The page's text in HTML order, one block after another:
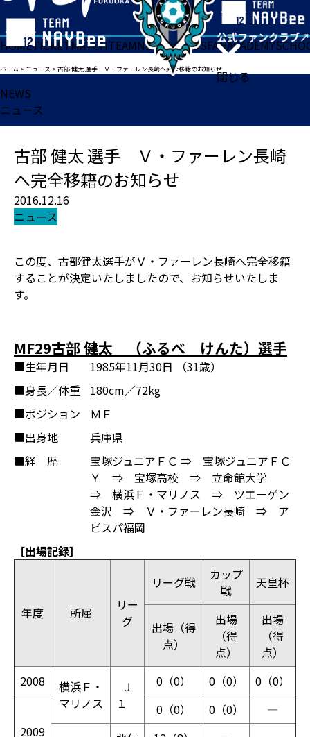
閉じる
HOMETICKETMATCHTEAMNEWSGOODSFANACADEMY
ホーム >ニュース >古部 健太 選手 Ｖ・ファーレン長崎へ完全移籍のお知らせ
NEWS
ニュース
古部 健太 選手 Ｖ・ファーレン長崎
へ完全移籍のお知らせ
2016.12.16
ニュース
この度、古部健太選手がＶ・ファーレン長崎へ完全移籍
することが決定いたしましたので、お知らせいたしま
す。
MF29古部 健太 （ふるべ けんた）選手
■生年月日
1985年11月30日 （31歳）
■身長／体重
180cm／72kg
■ポジション
ＭＦ
■出身地
兵庫県
■経 歴
宝塚ジュニアＦＣ ⇒ 宝塚ジュニアＦＣ
Ｙ ⇒ 宝塚高校 ⇒ 立命館大学
⇒ 横浜Ｆ・マリノス ⇒ ツエーゲン
金沢 ⇒ Ｖ・ファーレン長崎 ⇒ ア
ビスパ福岡
［出場記録］
年度 所属
リー
グ
リーグ戦
カップ
戦
天皇杯
出場（得
点）
出場
（得
点）
出場
（得
点）
2008
横浜Ｆ・
マリノス
Ｊ
１
0（0） 0（0） 0（0）
2009
0（0） 0（0） ―